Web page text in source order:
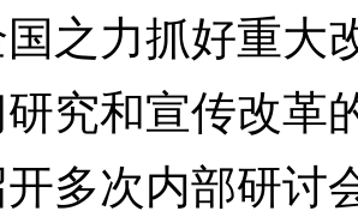
之力抓好重大
究和宣传改革
多次内部研讨